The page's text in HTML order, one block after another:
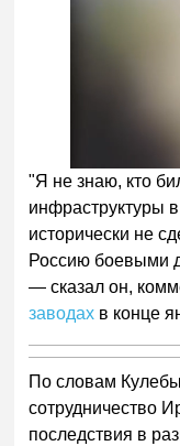
"Я не знаю, кто
инфраструктуры
исторически не
Россию боевыми
— сказал он,
заводах в конце
По словам
сотрудничество
последствия в